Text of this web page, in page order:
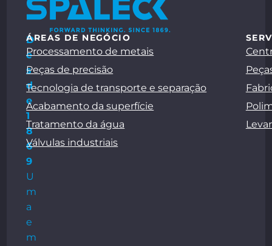
D
e
s
d
e
1
8
6
9
U
m
a
e
m
ÁREAS DE NEGÓCIO
Processamento de metais
Peças de precisão
Tecnologia de transporte e separação
Acabamento da superfície
Tratamento da água
Válvulas industriais